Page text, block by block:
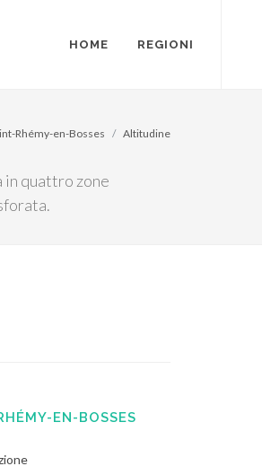
HOME REGIONI
in quattro zone
Rhémy-en-Bosses Altitudine
EN-BOSSES